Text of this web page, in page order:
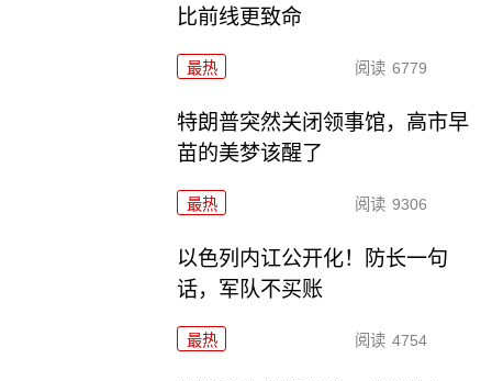
比前线更致命
最热 阅读 6779
特朗普突然关闭领事馆，高市早
苗的美梦该醒了
最热 阅读 9306
以色列内讧公开化！防长一句
话，军队不买账
最热 阅读 4754